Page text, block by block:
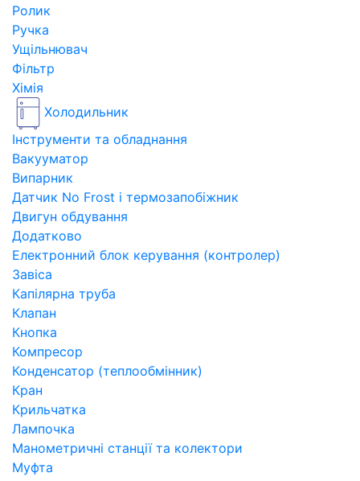
Ролик
Ручка
Ущільнювач
Фільтр
Хімія
Холодильник
Інструменти та обладнання
Вакууматор
Випарник
Датчик No Frost і термозапобіжник
Двигун обдування
Додатково
Електронний блок керування (контролер)
Завіса
Капілярна труба
Клапан
Кнопка
Компресор
Конденсатор (теплообмінник)
Кран
Крильчатка
Лампочка
Манометричні станції та колектори
Муфта